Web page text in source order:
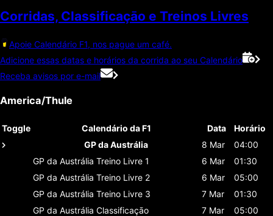
Corridas, Classificaçāo e Treinos Livres
Apoie Calendário F1, nos pague um café.
Adicione essas datas e horários da corrida ao seu Calendário
Receba avisos por e-mail
America/Thule
Toggle Calendário da F1 Data
Horário
GP da Austrália
8 Mar
04:00
GP da Austrália Treino Livre 1 6 Mar
01:30
GP da Austrália Treino Livre 2 6 Mar
05:00
GP da Austrália Treino Livre 3 7 Mar
01:30
GP da Austrália Classificaçāo 7 Mar
05:00